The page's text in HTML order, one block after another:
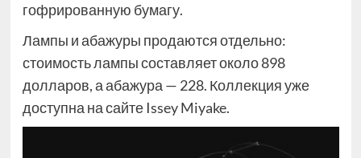
гофрированную бумагу.
Лампы и абажуры продаются отдельно:
стоимость лампы составляет около 898
долларов, а абажура — 228. Коллекция уже
доступна на сайте Issey Miyake.